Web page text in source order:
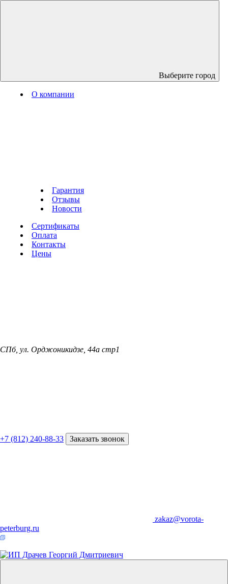
Выберите город
О компании
Гарантия
Отзывы
Новости
Сертификаты
Оплата
Контакты
Цены
СПб, ул. Орджоникидзе, 44а стр1
+7 (812) 240-88-33 Заказать звонок
zakaz@vorota-
peterburg.ru